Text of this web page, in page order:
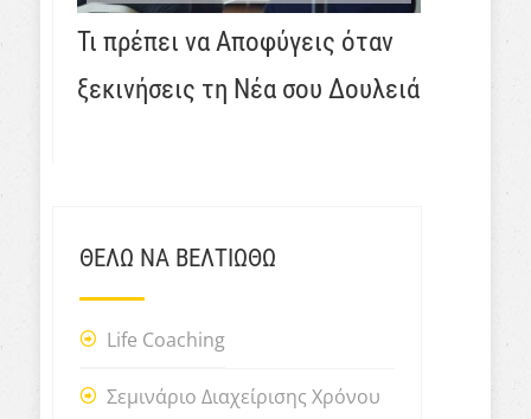
Τι πρέπει να Αποφύγεις όταν
ξεκινήσεις τη Νέα σου Δουλειά
ΘΕΛΩ ΝΑ ΒΕΛΤΙΩΘΩ
Life Coaching
Σεμινάριο Διαχείρισης Χρόνου